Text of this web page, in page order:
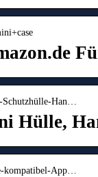
Schutzhülle-Han…
Hülle,
kompatibel-App…